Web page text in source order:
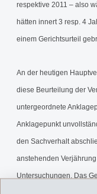
respektive 2011 – also
hätten innert 3 resp. 4
einem Gerichtsurteil
An der heutigen
diese Beurteilung der
untergeordnete
Anklagepunkt
den Sachverhalt
anstehenden
Untersuchungen. Das